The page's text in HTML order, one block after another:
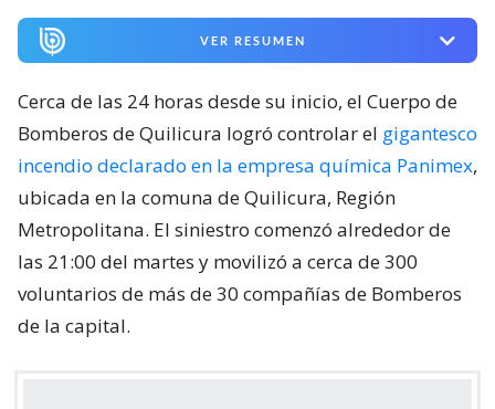
VER RESUMEN
Cerca de las 24 horas desde su inicio, el Cuerpo de
Bomberos de Quilicura logró controlar el gigantesco
incendio declarado en la empresa química Panimex,
ubicada en la comuna de Quilicura, Región
Metropolitana. El siniestro comenzó alrededor de
las 21:00 del martes y movilizó a cerca de 300
voluntarios de más de 30 compañías de Bomberos
de la capital.